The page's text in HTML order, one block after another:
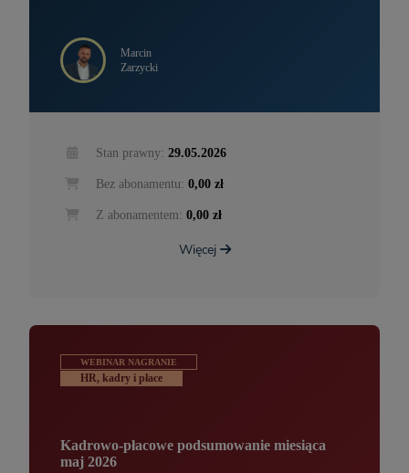
Marcin
Zarzycki
Stan prawny: 29.05.2026
Bez abonamentu: 0,00 zł
Z abonamentem: 0,00 zł
Więcej
WEBINAR NAGRANIE
HR, kadry i płace
Kadrowo-płacowe podsumowanie miesiąca
maj 2026